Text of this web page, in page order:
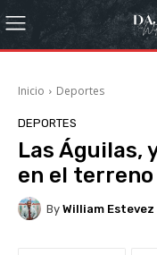
Inicio Deportes
DEPORTES
Las Águilas,
en el
By William Estevez